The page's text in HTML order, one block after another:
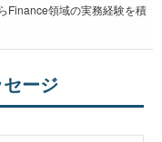
Finance領域の実務経験を積
ージ